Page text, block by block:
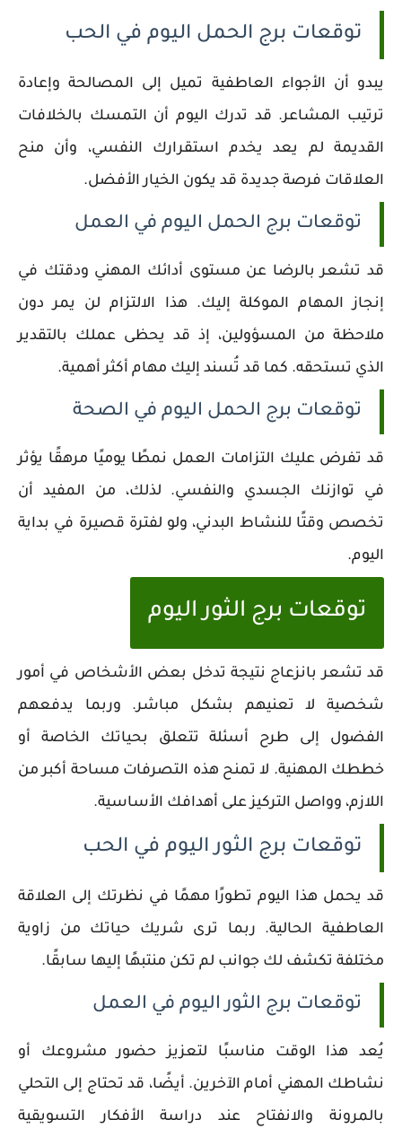
توقعات برج الحمل اليوم في الحب
يبدو أن الأجواء العاطفية تميل إلى المصالحة وإعادة
ترتيب المشاعر. قد تدرك اليوم أن التمسك بالخلافات
القديمة لم يعد يخدم استقرارك النفسي، وأن منح
العلاقات فرصة جديدة قد يكون الخيار الأفضل.
توقعات برج الحمل اليوم في العمل
قد تشعر بالرضا عن مستوى أدائك المهني ودقتك في
إنجاز المهام الموكلة إليك. هذا الالتزام لن يمر دون
ملاحظة من المسؤولين، إذ قد يحظى عملك بالتقدير
الذي تستحقه. كما قد تُسند إليك مهام أكثر أهمية.
توقعات برج الحمل اليوم في الصحة
قد تفرض عليك التزامات العمل نمطًا يوميًا مرهقًا يؤثر
في توازنك الجسدي والنفسي. لذلك، من المفيد أن
تخصص وقتًا للنشاط البدني، ولو لفترة قصيرة في بداية
اليوم.
توقعات برج الثور اليوم
قد تشعر بانزعاج نتيجة تدخل بعض الأشخاص في أمور
شخصية لا تعنيهم بشكل مباشر. وربما يدفعهم
الفضول إلى طرح أسئلة تتعلق بحياتك الخاصة أو
خططك المهنية. لا تمنح هذه التصرفات مساحة أكبر من
اللازم، وواصل التركيز على أهدافك الأساسية.
توقعات برج الثور اليوم في الحب
قد يحمل هذا اليوم تطورًا مهمًا في نظرتك إلى العلاقة
العاطفية الحالية. ربما ترى شريك حياتك من زاوية
مختلفة تكشف لك جوانب لم تكن منتبهًا إليها سابقًا.
توقعات برج الثور اليوم في العمل
يُعد هذا الوقت مناسبًا لتعزيز حضور مشروعك أو
نشاطك المهني أمام الآخرين. أيضًا، قد تحتاج إلى التحلي
بالمرونة والانفتاح عند دراسة الأفكار التسويقية